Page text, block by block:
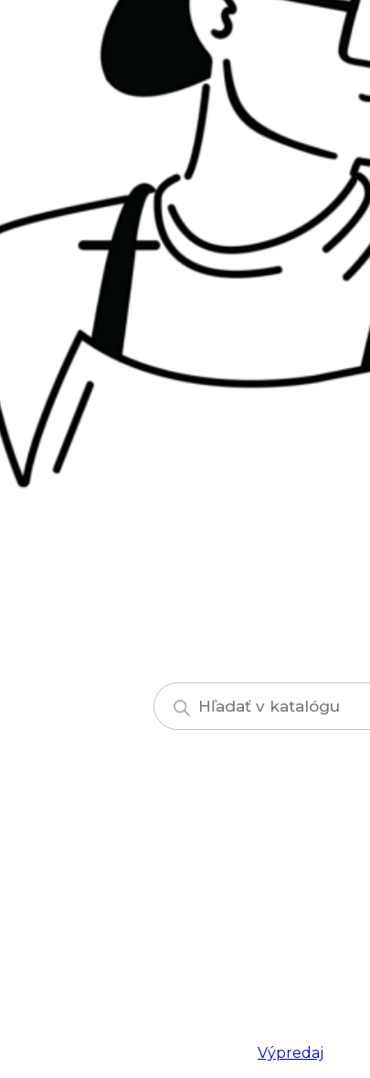
Products
search
Výpredaj